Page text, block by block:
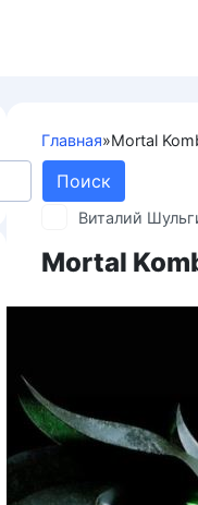
Главная»Mortal
Виталий
Mortal
Поиск